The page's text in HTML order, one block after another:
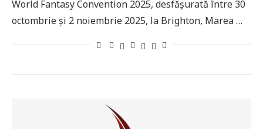
World Fantasy Convention 2025, desfășurată între 30
octombrie și 2 noiembrie 2025, la Brighton, Marea …